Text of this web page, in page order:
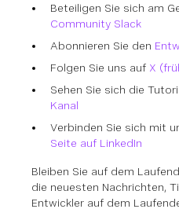
Beteiligen Sie sich am
Community Slack
Abonnieren Sie den
Folgen Sie uns auf X
Sehen Sie sich die
Kanal
Verbinden Sie sich mit
Seite auf LinkedIn
Bleiben Sie auf dem
die neuesten Nachrichten,
Entwickler auf dem